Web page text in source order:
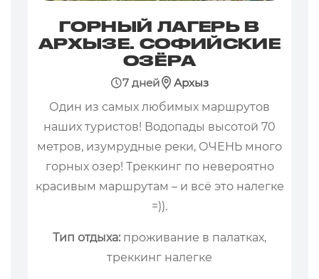
ГОРНЫЙ ЛАГЕРЬ В
АРХЫЗЕ. СОФИЙСКИЕ
ОЗЁРА
7 дней
Архыз
Один из самых любимых маршрутов
наших туристов! Водопады высотой 70
метров, изумрудные реки, ОЧЕНЬ много
горных озер! Треккинг по невероятно
красивым маршрутам – и всё это налегке
=)).
Тип отдыха: проживание в палатках,
треккинг налегке